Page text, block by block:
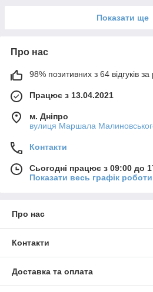
Показати ще
Про нас
98% позитивних з 64 відгуків за
Працює з 13.04.2021
м. Дніпро
вулиця Маршала
Контакти
Сьогодні працює з 09:00 до
Показати весь графік роботи
Про нас
Контакти
Доставка та оплата